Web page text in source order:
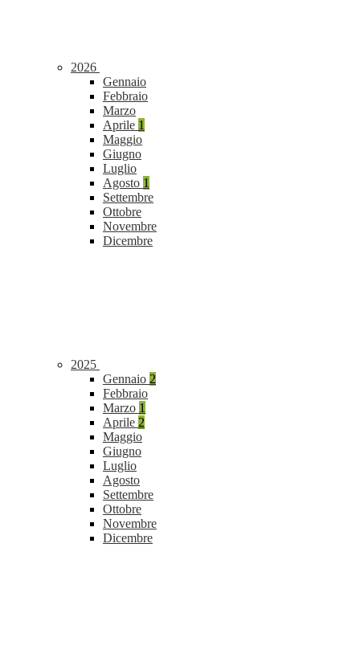
2026
Gennaio
Febbraio
Marzo
Aprile 1
Maggio
Giugno
Luglio
Agosto 1
Settembre
Ottobre
Novembre
Dicembre
2025
Gennaio 2
Febbraio
Marzo 1
Aprile 2
Maggio
Giugno
Luglio
Agosto
Settembre
Ottobre
Novembre
Dicembre